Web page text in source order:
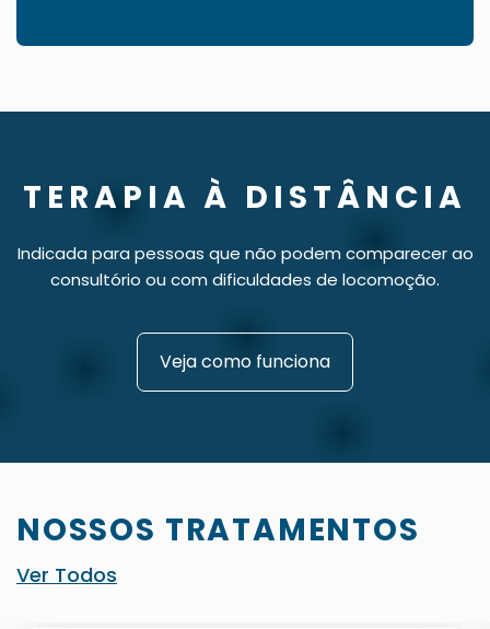
TERAPIA À DISTÂNCIA
Indicada para pessoas que não podem comparecer ao
consultório ou com dificuldades de locomoção.
Veja como funciona
NOSSOS TRATAMENTOS
Ver Todos